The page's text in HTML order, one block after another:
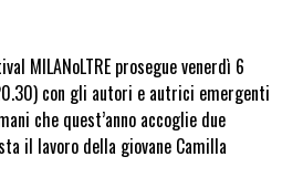
MILANoLTRE prosegue venerdì 6
con gli autori e autrici emergenti
che quest’anno accoglie due
il lavoro della giovane Camilla